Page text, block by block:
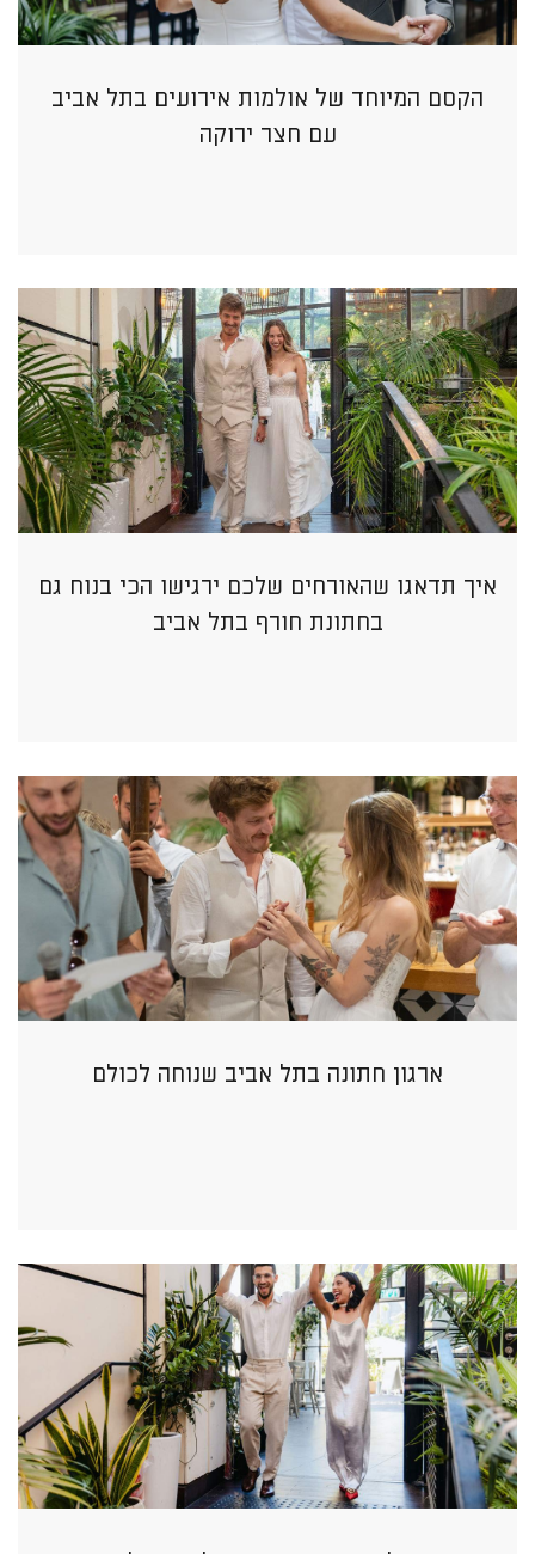
הקסם המיוחד של אולמות אירועים בתל אביב
עם חצר ירוקה
איך תדאגו שהאורחים שלכם ירגישו הכי בנוח גם
בחתונת חורף בתל אביב
ארגון חתונה בתל אביב שנוחה לכולם